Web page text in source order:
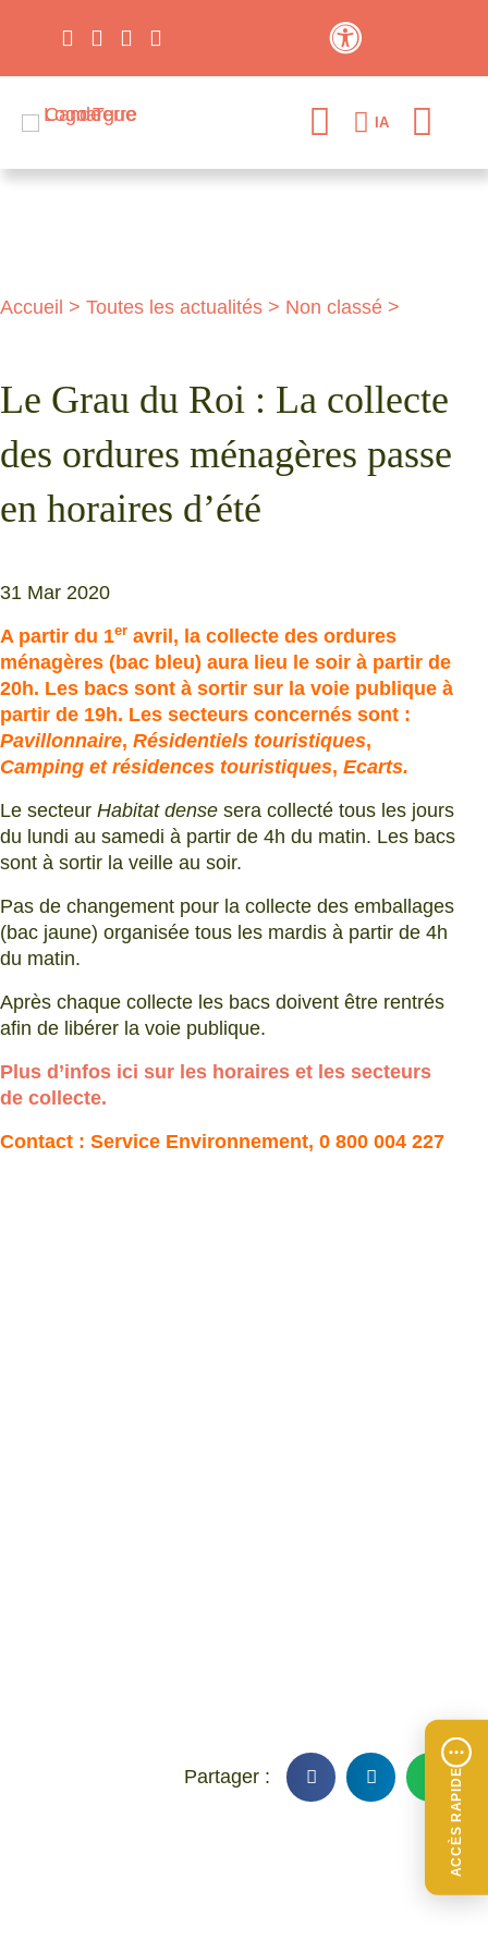
ACCÈS RAPIDE
IA
Accueil > Toutes les actualités > Non classé >
Le Grau du Roi : La collecte
des ordures ménagères passe
en horaires d’été
31 Mar 2020
A partir du 1er avril, la collecte des ordures
ménagères (bac bleu) aura lieu le soir à partir de
20h. Les bacs sont à sortir sur la voie publique à
partir de 19h. Les secteurs concernés sont :
Pavillonnaire, Résidentiels touristiques,
Camping et résidences touristiques, Ecarts.
Le secteur Habitat dense sera collecté tous les jours
du lundi au samedi à partir de 4h du matin. Les bacs
sont à sortir la veille au soir.
Pas de changement pour la collecte des emballages
(bac jaune) organisée tous les mardis à partir de 4h
du matin.
Après chaque collecte les bacs doivent être rentrés
afin de libérer la voie publique.
Plus d’infos ici sur les horaires et les secteurs
de collecte.
Contact : Service Environnement, 0 800 004 227